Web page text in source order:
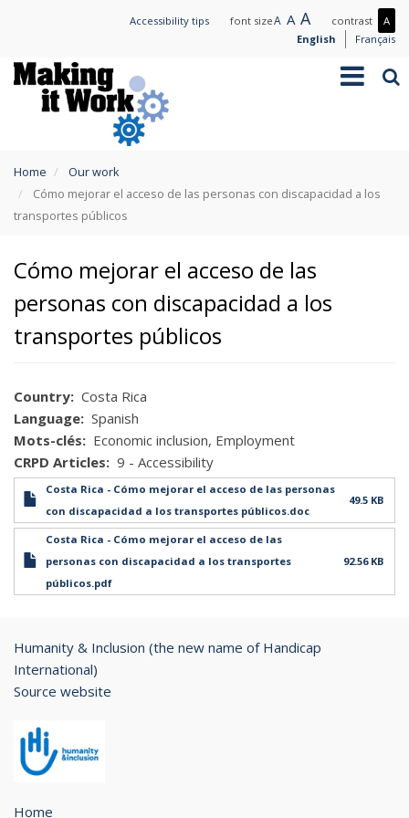
content
Accessibility tips font sizeA Small
text
ANormal
text
ALarge
text
contrast A
Less
English Français
Toggle
are
here
Home
Our work
Cómo mejorar el acceso de las personas con discapacidad a los
transportes públicos
Cómo mejorar el acceso de las
personas con discapacidad a los
transportes públicos
Country Costa Rica
Language Spanish
Mots-clés
Economic inclusion Employment
CRPD Articles
9 - Accessibility
Costa Rica - Cómo mejorar el acceso de las personas
con discapacidad a los transportes públicos.doc
49.5 KB
Costa Rica - Cómo mejorar el acceso de las
personas con discapacidad a los transportes
públicos.pdf
92.56 KB
Humanity & Inclusion (the new name of Handicap
International)
Source website
Home